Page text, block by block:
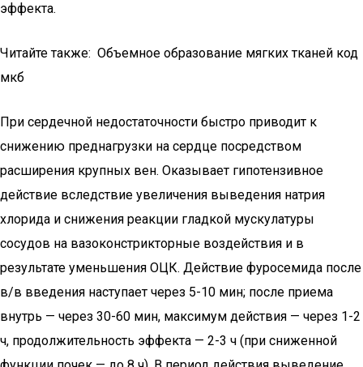
эффекта.
Читайте также: Объемное образование мягких тканей код
мкб
При сердечной недостаточности быстро приводит к
снижению преднагрузки на сердце посредством
расширения крупных вен. Оказывает гипотензивное
действие вследствие увеличения выведения натрия
хлорида и снижения реакции гладкой мускулатуры
сосудов на вазоконстрикторные воздействия и в
результате уменьшения ОЦК. Действие фуросемида после
в/в введения наступает через 5-10 мин; после приема
внутрь — через 30-60 мин, максимум действия — через 1-2
ч, продолжительность эффекта — 2-3 ч (при сниженной